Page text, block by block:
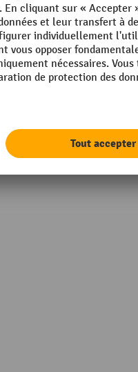
Parois, exécution
Pliant
Poids propre
détails techniques